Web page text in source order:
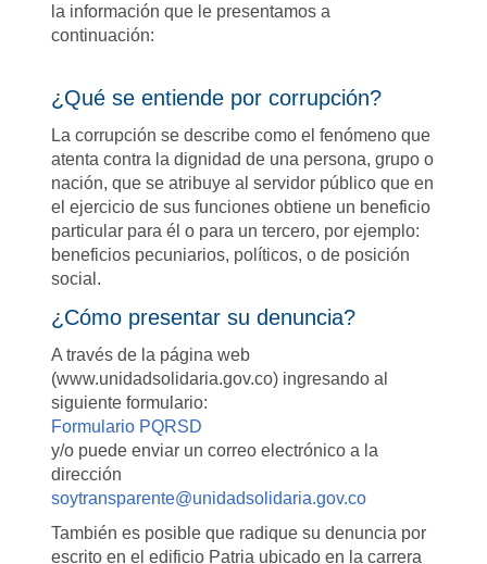
la información que le presentamos a
continuación:
¿Qué se entiende por corrupción?
La corrupción se describe como el fenómeno que
atenta contra la dignidad de una persona, grupo o
nación, que se atribuye al servidor público que en
el ejercicio de sus funciones obtiene un beneficio
particular para él o para un tercero, por ejemplo:
beneficios pecuniarios, políticos, o de posición
social.
¿Cómo presentar su denuncia?
A través de la página web
(www.unidadsolidaria.gov.co) ingresando al
siguiente formulario:
Formulario PQRSD
y/o puede enviar un correo electrónico a la
dirección
soytransparente@unidadsolidaria.gov.co
También es posible que radique su denuncia por
escrito en el edificio Patria ubicado en la carrera